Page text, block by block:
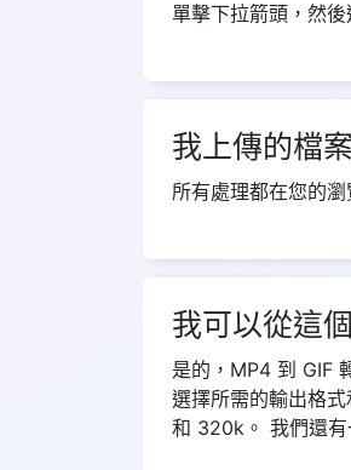
單擊下拉箭頭，然
我上傳的檔
所有處理都在您的
我可以從這
是的，MP4 到 GIF
選擇所需的輸出格
和 320k。 我們還有